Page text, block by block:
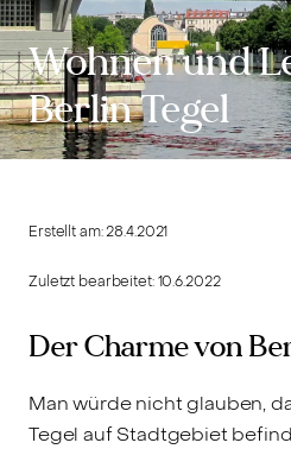
Wohnen und
Berlin Tegel
Erstellt am:28.4.2021
Zuletzt bearbeitet:10.6.2022
Der Charme von
Man würde nicht glauben,
Tegel auf Stadtgebiet